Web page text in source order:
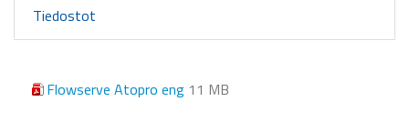
Tiedostot
Flowserve Atopro eng 11 MB